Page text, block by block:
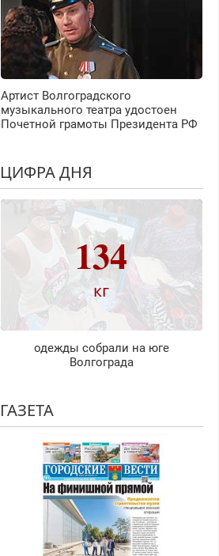
Артист Волгоградского
музыкального театра удостоен
Почетной грамоты Президента РФ
ЦИФРА ДНЯ
134
кг
одежды собрали на юге
Волгограда
ГАЗЕТА